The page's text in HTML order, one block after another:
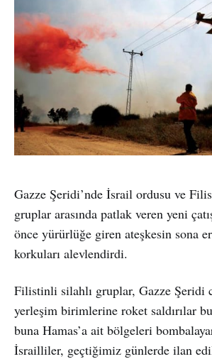
Gazze Şeridi’nde İsrail ordusu ve
gruplar arasında patlak veren yeni
önce yürürlüğe giren ateşkesin sona
korkuları alevlendirdi.
Filistinli silahlı gruplar, Gazze Şeridi
yerleşim birimlerine roket saldırılar
buna Hamas’a ait bölgeleri
İsrailliler, geçtiğimiz günlerde ilan